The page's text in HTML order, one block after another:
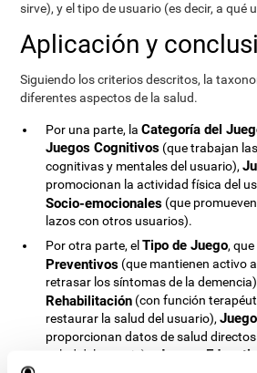
sirve), y el tipo de usuario (es decir, a qué
Aplicación y
Siguiendo los criterios descritos, la
diferentes aspectos de la salud.
Por una parte, laCategoría del
Juegos Cognitivos (que trabajan
cognitivas y mentales del usuario),
promocionan la actividad física del
Socio-emocionales (que
lazos con otros usuarios).
Por otra parte, elTipo de Juego,
Preventivos (que mantienen activo
retrasar los síntomas de la
Rehabilitación (con función
restaurar la salud del usuario),
proporcionan datos de salud
salud del usuario) y
Juegos